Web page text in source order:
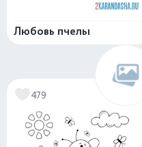
Любовь пчелы
479